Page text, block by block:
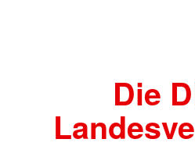
Die